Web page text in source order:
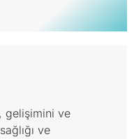
gelişimini ve
ve